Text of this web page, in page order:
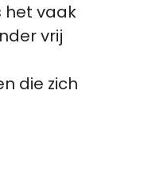
het vaak
vrij
die zich